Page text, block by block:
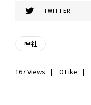
TWITTER
神社
167Views 0Like